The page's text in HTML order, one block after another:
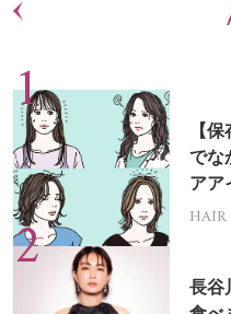
【
でな
アア
HAIR
長谷